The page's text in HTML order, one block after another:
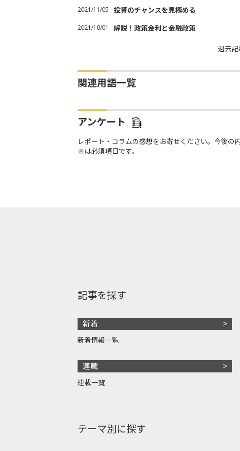
2021/11/05 投資のチャンスを見極める
2021/10/01 解説！政策金利と金融政策
過去
関連用語一覧
アンケート
レポート・コラムの感想をお寄せください。今後の
※は必須項目です。
記事を探す
新着
新着情報一覧
連載
連載一覧
テーマ別に探す